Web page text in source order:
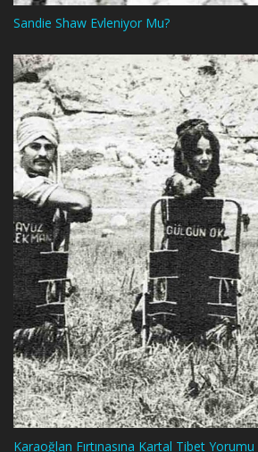
Sandie Shaw Evleniyor Mu?
Karaoğlan Fırtınasına Kartal Tibet Yorumu